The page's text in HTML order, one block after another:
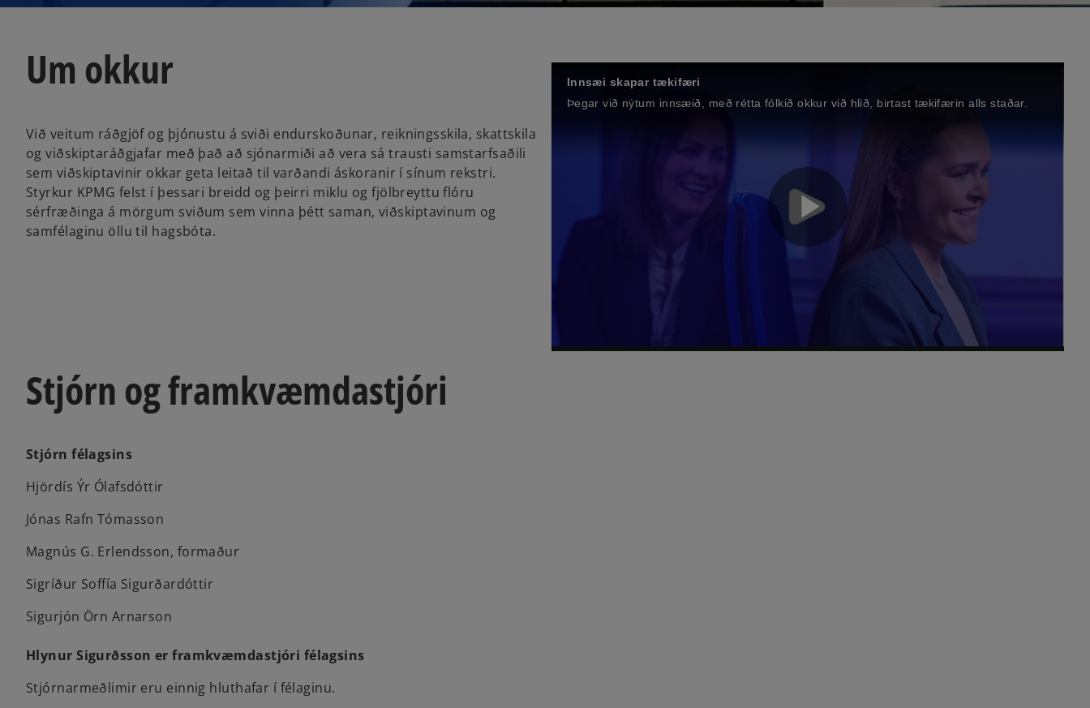
Um okkur
Við veitum ráðgjöf og þjónustu á sviði endurskoðunar, reikningsskila, skattskila
og viðskiptaráðgjafar með það að sjónarmiði að vera sá trausti samstarfsaðili
sem viðskiptavinir okkar geta leitað til varðandi áskoranir í sínum rekstri.
Styrkur KPMG felst í þessari breidd og þeirri miklu og fjölbreyttu flóru
sérfræðinga á mörgum sviðum sem vinna þétt saman, viðskiptavinum og
samfélaginu öllu til hagsbóta.
Innsæi skapar tækifæri
Þegar við nýtum innsæið, með rétta fólkið okkur við hlið, birtast tækifærin alls staðar.
P
l
Stjórn og framkvæmdastjóri
Stjórn félagsins
Hjördís Ýr Ólafsdóttir
Jónas Rafn Tómasson
Magnús G. Erlendsson, formaður
Sigríður Soffía Sigurðardóttir
Sigurjón Örn Arnarson
Hlynur Sigurðsson er framkvæmdastjóri félagsins
Stjórnarmeðlimir eru einnig hluthafar í félaginu.